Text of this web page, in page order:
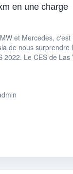
en une charge
et Mercedes,
de nous surprendre
2022. Le CES de